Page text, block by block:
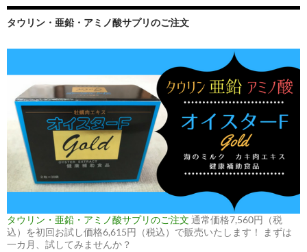
タウリン・亜鉛・アミノ酸サプリのご注文
タウリン・亜鉛・アミノ酸サプリのご注文 通常価格7,560円（税
込）を初回お試し価格6,615円（税込）で販売いたします！ まずは
一カ月、試してみませんか？